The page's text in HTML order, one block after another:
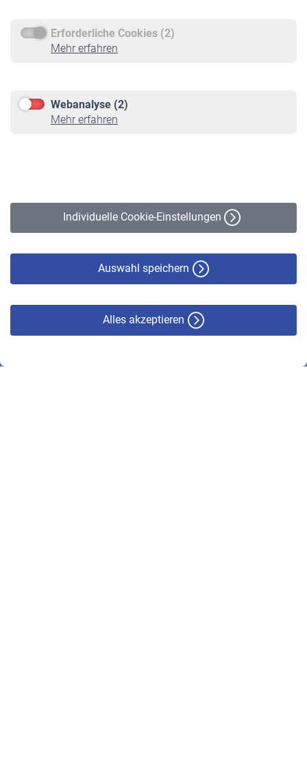
Erforderliche Cookies (2)
Mehr erfahren
Webanalyse (2)
Mehr erfahren
Individuelle Cookie-Einstellungen
Auswahl speichern
Alles akzeptieren
Service
Informationen
Online-Rechner
VBLnewsletter
Erklärung zur Barrierefreiheit
© VBL 2026